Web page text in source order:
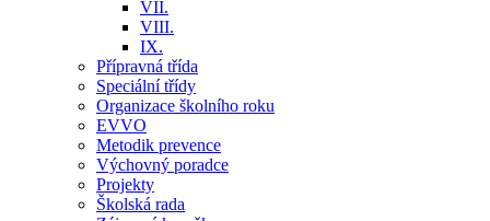
VII.
VIII.
IX.
Přípravná třída
Speciální třídy
Organizace školního roku
EVVO
Metodik prevence
Výchovný poradce
Projekty
Školská rada